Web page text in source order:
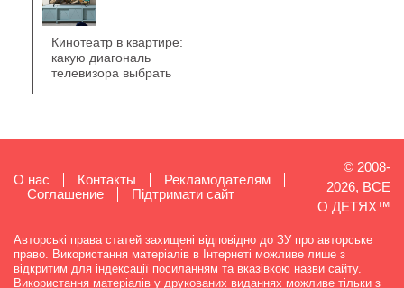
Кинотеатр в квартире:
какую диагональ
телевизора выбрать
О нас Контакты
Рекламодателям
Cоглашение
Підтримати сайт
© 2008-
2026, ВСЕ
О ДЕТЯХ™
Авторські права статей захищені відповідно до ЗУ про авторське
право. Використання матеріалів в Інтернеті можливе лише з
відкритим для індексації посиланням та вказівкою назви сайту.
Використання матеріалів у друкованих виданнях можливе тільки з